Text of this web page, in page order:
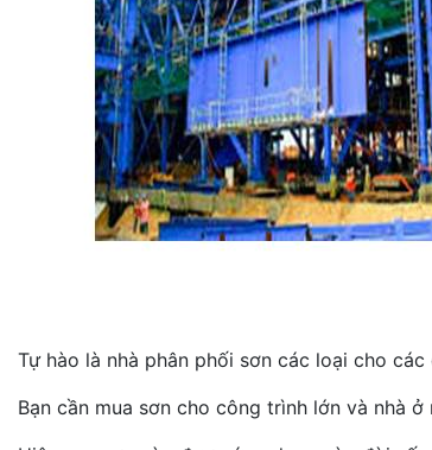
Tự hào là nhà phân phối sơn các loại cho
Bạn cần mua sơn cho công trình lớn và nhà